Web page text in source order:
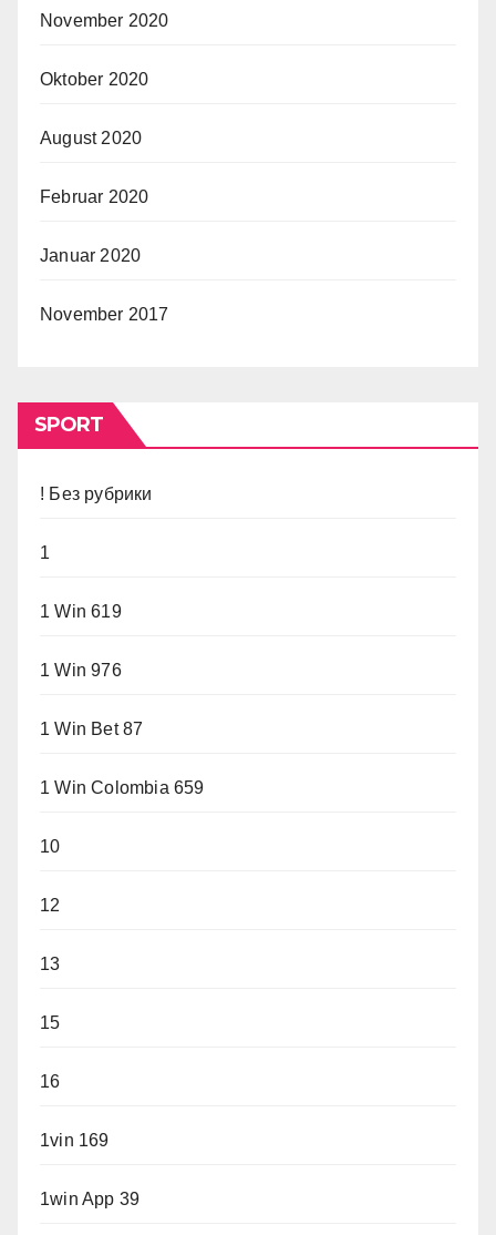
November 2020
Oktober 2020
August 2020
Februar 2020
Januar 2020
November 2017
SPORT
! Без рубрики
1
1 Win 619
1 Win 976
1 Win Bet 87
1 Win Colombia 659
10
12
13
15
16
1vin 169
1win App 39